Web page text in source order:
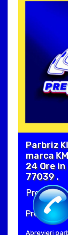
Parbriz
marca
24 Ore in
77039 .
Pret : 280
Abrevieri